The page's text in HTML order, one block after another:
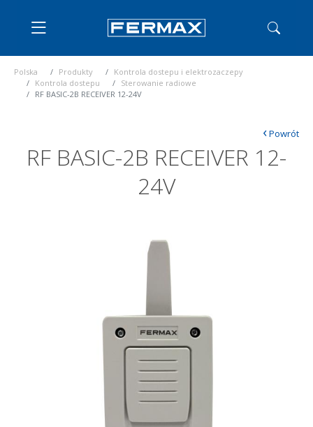
Polska Produkty
Kontrola dostepu i elektrozaczepy
Kontrola dostepu
Sterowanie radiowe
RF BASIC-2B RECEIVER 12-24V
RF BASIC-2B RECEIVER 12-
24V
‹Powrót